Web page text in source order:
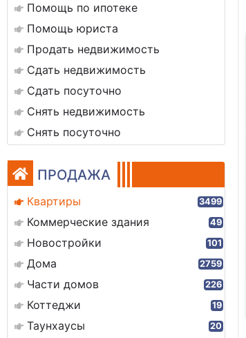
Помощь по ипотеке
Помощь юриста
Продать недвижимость
Сдать недвижимость
Сдать посуточно
Снять недвижимость
Снять посуточно
ПРОДАЖА
Квартиры 3499
Коммерческие здания 49
Новостройки 101
Дома 2759
Части домов 226
Коттеджи 19
Таунхаусы 20